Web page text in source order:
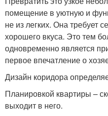
помещение в уютную и
не из легких. Она требует
хорошего вкуса. Это тем
одновременно является
первое впечатление о
Дизайн коридора
Планировкой квартиры –
выходит в него.